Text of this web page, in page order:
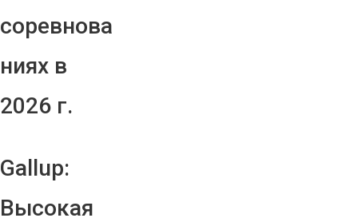
соревнова
ниях в
2026 г.
Gallup:
Высокая